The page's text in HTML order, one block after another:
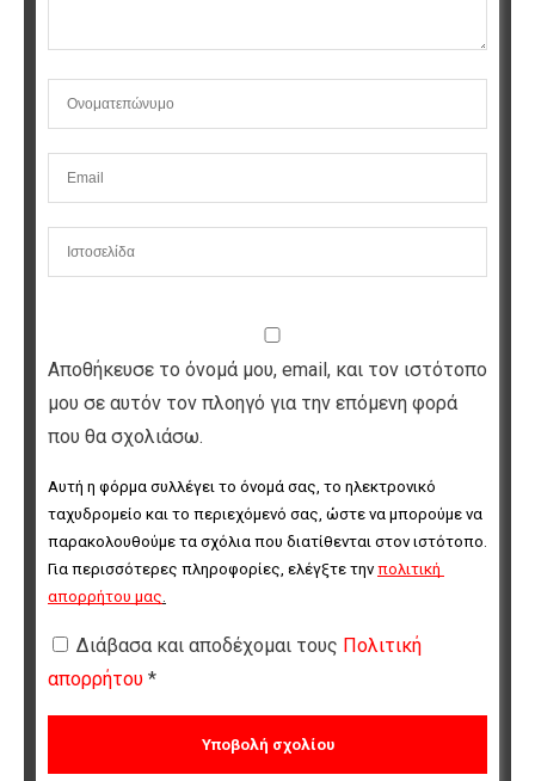
Αποθήκευσε το όνομά μου, email, και τον ιστότοπο
μου σε αυτόν τον πλοηγό για την επόμενη φορά
που θα σχολιάσω.
Αυτή η φόρμα συλλέγει το όνομά σας, το ηλεκτρονικό
ταχυδρομείο και το περιεχόμενό σας, ώστε να μπορούμε να
παρακολουθούμε τα σχόλια που διατίθενται στον ιστότοπο.
Για περισσότερες πληροφορίες, ελέγξτε την πολιτική
απορρήτου μας
Διάβασα και αποδέχομαι τους Πολιτική
απορρήτου *